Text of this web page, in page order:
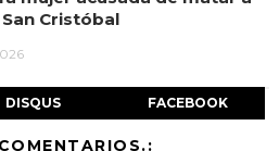
Cristóbal
DISQUS FACEBOOK